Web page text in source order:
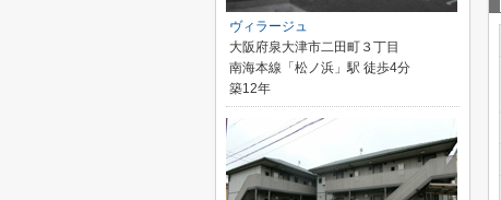
ヴィラージュ
大阪府泉大津市二田町３丁目
南海本線「松ノ浜」駅 徒歩4分
築12年